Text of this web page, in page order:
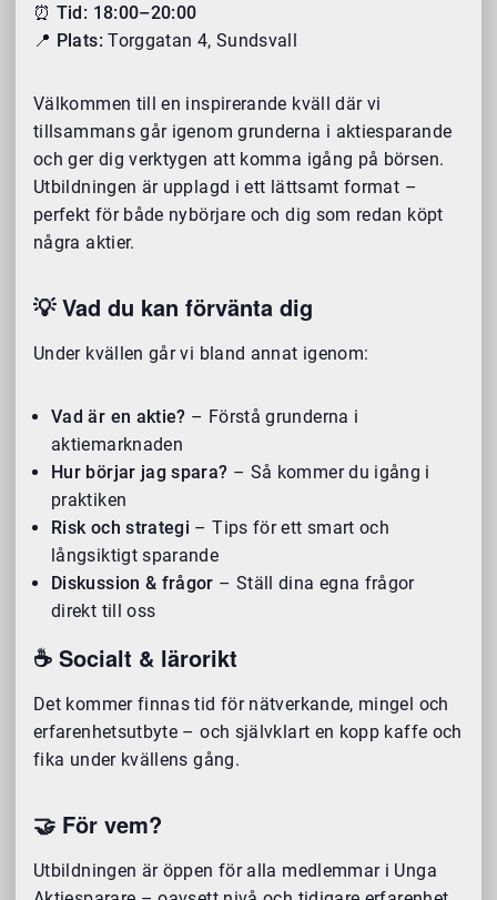
⏰ Tid: 18:00–20:00
📍 Plats: Torggatan 4, Sundsvall
Välkommen till en inspirerande kväll där vi
tillsammans går igenom grunderna i aktiesparande
och ger dig verktygen att komma igång på börsen.
Utbildningen är upplagd i ett lättsamt format –
perfekt för både nybörjare och dig som redan köpt
några aktier.
💡 Vad du kan förvänta dig
Under kvällen går vi bland annat igenom:
Vad är en aktie? – Förstå grunderna i
aktiemarknaden
Hur börjar jag spara? – Så kommer du igång i
praktiken
Risk och strategi – Tips för ett smart och
långsiktigt sparande
Diskussion & frågor – Ställ dina egna frågor
direkt till oss
☕️ Socialt & lärorikt
Det kommer finnas tid för nätverkande, mingel och
erfarenhetsutbyte – och självklart en kopp kaffe och
fika under kvällens gång.
🤝 För vem?
Utbildningen är öppen för alla medlemmar i Unga